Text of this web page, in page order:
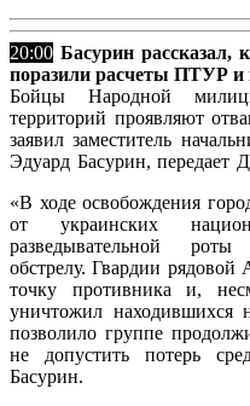
20:00 Басурин рассказал,
поразили расчеты ПТУР
Бойцы Народной
территорий проявляют
заявил заместитель
Эдуард Басурин, передает
«В ходе освобождения
от украинских
разведывательной роты
обстрелу. Гвардии
точку противника и,
уничтожил находившихся
позволило группе
не допустить потерь
Басурин.